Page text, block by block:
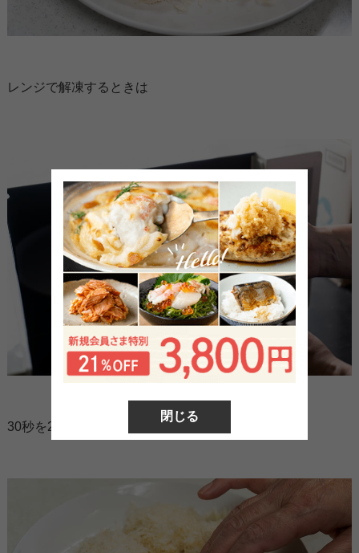
閉じる
レンジで解凍するときは
30秒を2回レンジします。